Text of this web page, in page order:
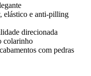
elástico e anti-pilling
direcionada
colarinho
com pedras